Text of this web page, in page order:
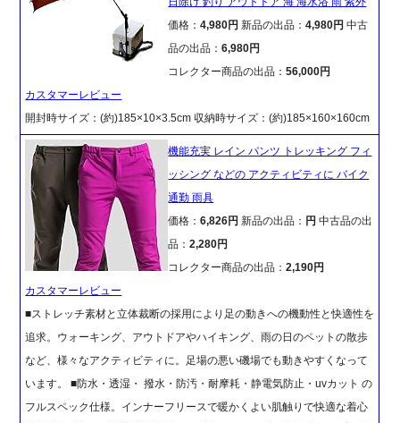
価格：4,980円新品の出品：4,980円 中古
品の出品：6,980円
コレクター商品の出品：56,000円
カスタマーレビュー
開封時サイズ：(約)185×10×3.5cm 収納時サイズ：(約)185×160×160cm
機能充実 レイン パンツ トレッキング フィ
ッシング などの アクティビティに バイク
通勤 雨具
価格：6,826円新品の出品： 円 中古品の出
品：2,280円
コレクター商品の出品：2,190円
カスタマーレビュー
■ストレッチ素材と立体裁断の採用により足の動きへの機動性と快適性を
追求。ウォーキング、アウトドアやハイキング、雨の日のペットの散歩
など、様々なアクティビティに。足場の悪い磯場でも動きやすくなって
います。 ■防水・透湿・ 撥水・防汚・耐摩耗・静電気防止・uvカット の
フルスペック仕様。インナーフリースで暖かくよい肌触りで快適な着心